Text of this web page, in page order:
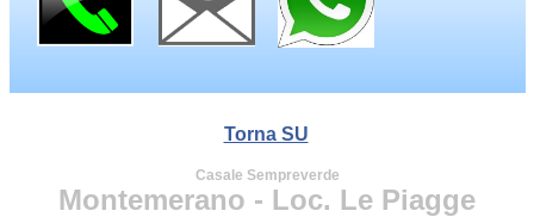
Torna SU
Casale Sempreverde
Montemerano - Loc. Le Piagge